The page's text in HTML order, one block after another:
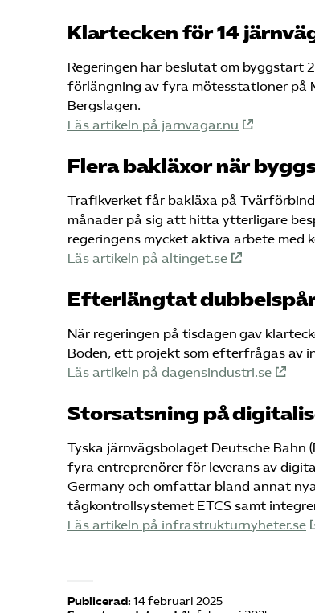
Klartecken för 14
Regeringen har beslutat om byggstart
förlängning av fyra mötesstationer på
Bergslagen.
Läs artikeln på jarnvagar.nu
Flera bakläxor när
Trafikverket får bakläxa på
månader på sig att hitta ytterligare
regeringens mycket aktiva arbete med
Läs artikeln på altinget.se
Efterlängtat
När regeringen på tisdagen gav
Boden, ett projekt som efterfrågas av
Läs artikeln på dagensindustri.se
Storsatsning på
Tyska järnvägsbolaget Deutsche
fyra entreprenörer för leverans av
Germany och omfattar bland annat
tågkontrollsystemet ETCS samt
Läs artikeln på infrastrukturnyheter.se
Publicerad: 14 februari 2025